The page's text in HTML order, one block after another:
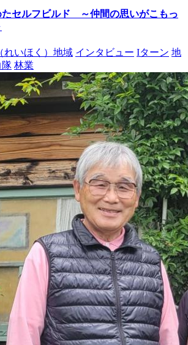
たセルフビルド ～仲間の思いがこもっ
れいほく）地域 インタビュー Iターン 地
隊 林業